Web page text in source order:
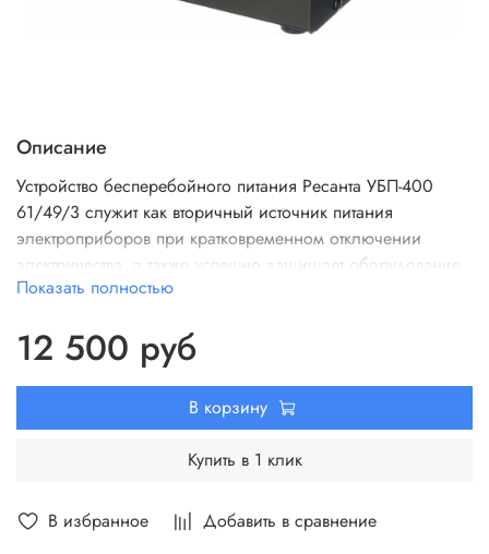
В избранное Добавить в сравнение
Описание
Устройство бесперебойного питания Ресанта УБП-400
61/49/3 служит как вторичный источник питания
электроприборов при кратковременном отключении
электричества, а также успешно защищает оборудование
от перепадов напряжения в сети. Прибор широко
Источник питания - внешняя аккумуляторная батарея
емкостью до 100 Ач и напряжением 12В (приобретается
дополнительно). Агрегат прост в эксплуатации и не
требует дополнительного обслуживания.
Показать полностью
12 500 руб
В корзину
Купить в 1 клик